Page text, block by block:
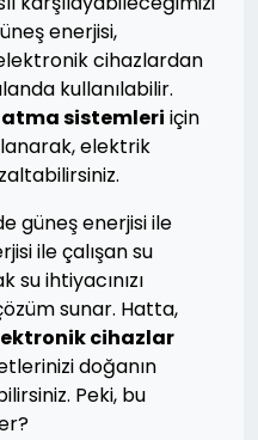
enerjisi,
cihazlardan
kullanılabilir.
sistemleri için
elektrik
güneş enerjisi ile
ile çalışan su
su ihtiyacınızı
sunar. Hatta,
cihazlar
doğanın
Peki, bu